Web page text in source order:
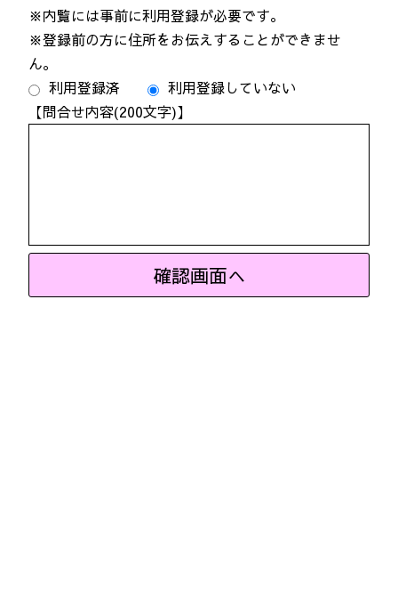
※内覧には事前に利用登録が必要です。
※登録前の方に住所をお伝えすることができませ
ん。
利用登録済
利用登録していない
【問合せ内容(200文字)】